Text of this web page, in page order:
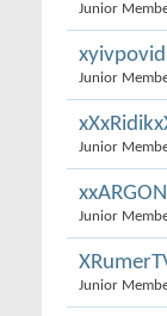
Junior
Junior
Junior
Junior
Junior